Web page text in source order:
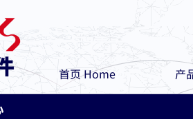
首页 Home 产